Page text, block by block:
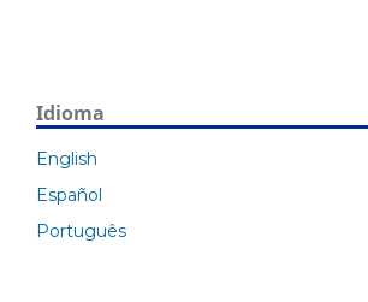
Idioma
English
Español
Português